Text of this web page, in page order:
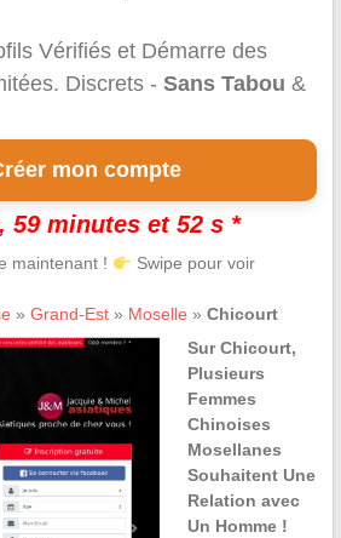
Vérifiés et Démarre des
Discrets - Sans Tabou &
mon compte
59 minutes et 52 s *
maintenant ! Swipe pour voir
» Grand-Est» Moselle » Chicourt
Sur Chicourt,
Plusieurs
Femmes
Chinoises
Mosellanes
Souhaitent Une
Relation avec
Un Homme !